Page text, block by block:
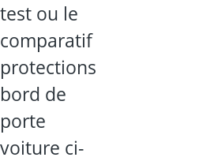
test ou le
comparatif
protections
bord de
porte
voiture ci-